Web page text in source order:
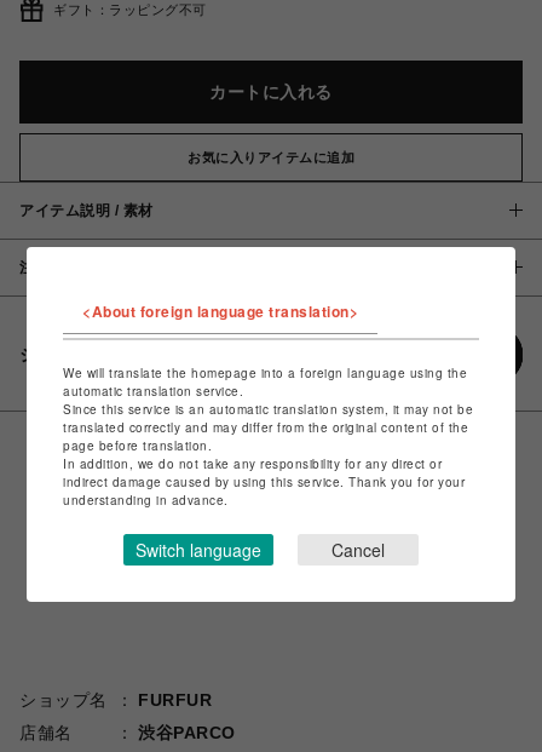
ギフト：ラッピング不可
カートに入れる
お気に入りアイテムに追加
アイテム説明 / 素材
注意事項
シェアする
ショップ名
FURFUR
店舗名
渋谷PARCO
<About foreign language translation>
We will translate the homepage into a foreign language using the
automatic translation service.
Since this service is an automatic translation system, it may not be
translated correctly and may differ from the original content of the
page before translation.
In addition, we do not take any responsibility for any direct or
indirect damage caused by using this service. Thank you for your
understanding in advance.
Switch language Cancel